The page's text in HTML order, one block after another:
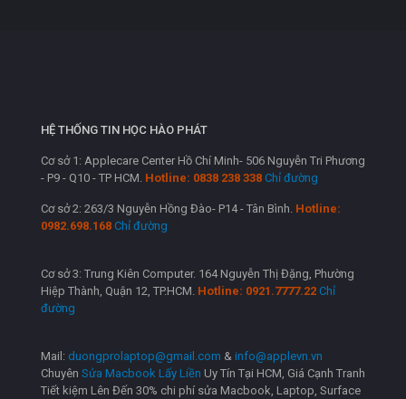
HỆ THỐNG TIN HỌC HÀO PHÁT
Cơ sở 1: Applecare Center Hồ Chí Minh- 506 Nguyễn Tri Phương
- P9 - Q10 - TP HCM. Hotline: 0838 238 338 Chỉ đường
Cơ sở 2: 263/3 Nguyễn Hồng Đào- P14 - Tân Bình. Hotline:
0982.698.168 Chỉ đường
Cơ sở 3: Trung Kiên Computer. 164 Nguyễn Thị Đặng, Phường
Hiệp Thành, Quận 12, TP.HCM. Hotline: 0921.7777.22 Chỉ
đường
Mail: duongprolaptop@gmail.com & info@applevn.vn
Chuyên Sửa Macbook Lấy Liền Uy Tín Tại HCM, Giá Cạnh Tranh
Tiết kiệm Lên Đến 30% chi phí sửa Macbook, Laptop, Surface